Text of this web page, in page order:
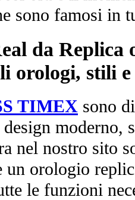
sono famosi in
da Replica
orologi, stili
TIMEX sono
moderno,
nel nostro sito
un orologio
le funzioni